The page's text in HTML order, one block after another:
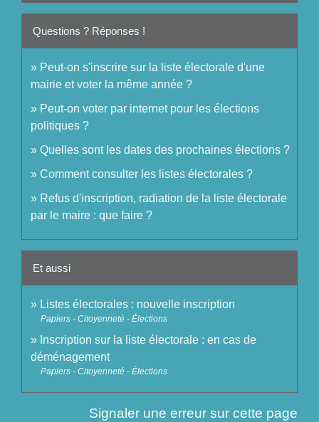
Questions ? Réponses !
Peut-on s'inscrire sur la liste électorale d'une
mairie et voter la même année ?
Peut-on voter par internet pour les élections
politiques ?
Quelles sont les dates des prochaines élections ?
Comment consulter les listes électorales ?
Refus d'inscription, radiation de la liste électorale
par le maire : que faire ?
Et aussi
Listes électorales : nouvelle inscription
Papiers - Citoyenneté - Élections
Inscription sur la liste électorale : en cas de
déménagement
Papiers - Citoyenneté - Élections
Signaler une erreur sur cette page